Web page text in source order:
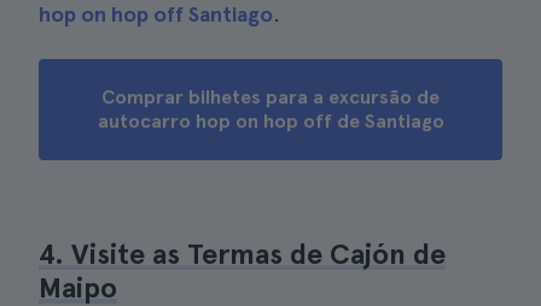
hop on hop off Santiago.
Comprar bilhetes para a excursão de
autocarro hop on hop off de Santiago
4. Visite as Termas de Cajón de
Maipo